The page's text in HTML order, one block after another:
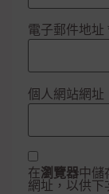
電子郵件地址
個人網站網址
在瀏覽器中儲
網址，以供下